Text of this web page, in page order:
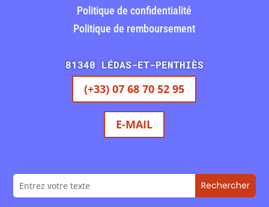
Politique de confidentialité
Politique de remboursement
81340 LÉDAS-ET-PENTHIÈS
(+33) 07 68 70 52 95
E-MAIL